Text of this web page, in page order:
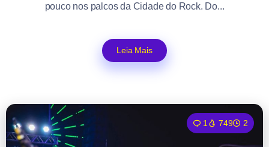
pouco nos palcos da Cidade do Rock. Do...
Leia Mais
1 749 2